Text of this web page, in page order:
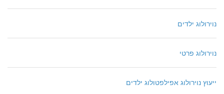
נוירולוג ילדים
נוירולוג פרטי
ייעוץ נוירולוג אפילפטולוג ילדים